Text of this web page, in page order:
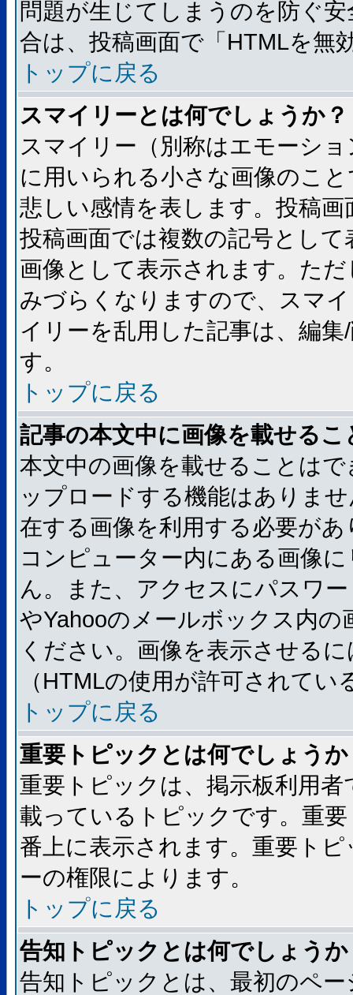
問題が生じてしまうのを防ぐ
合は、投稿画面で「HTMLを無
トップに戻る
スマイリーとは何でしょうか？
スマイリー（別称はエモーシ
に用いられる小さな画像のこ
悲しい感情を表します。投稿
投稿画面では複数の記号とし
画像として表示されます。た
みづらくなりますので、スマ
イリーを乱用した記事は、編
す。
トップに戻る
記事の本文中に画像を載せる
本文中の画像を載せることは
ップロードする機能はありま
在する画像を利用する必要が
コンピューター内にある画像
ん。また、アクセスにパスワ
やYahooのメールボックス内
ください。画像を表示させる
（HTMLの使用が許可されて
トップに戻る
重要トピックとは何でしょうか
重要トピックは、掲示板利用
載っているトピックです。重
番上に表示されます。重要ト
ーの権限によります。
トップに戻る
告知トピックとは何でしょうか
告知トピックとは、最初のペ